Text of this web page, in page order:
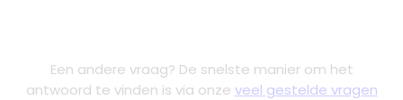
Een andere vraag? De snelste manier om het
antwoord te vinden is via onze veel gestelde vragen